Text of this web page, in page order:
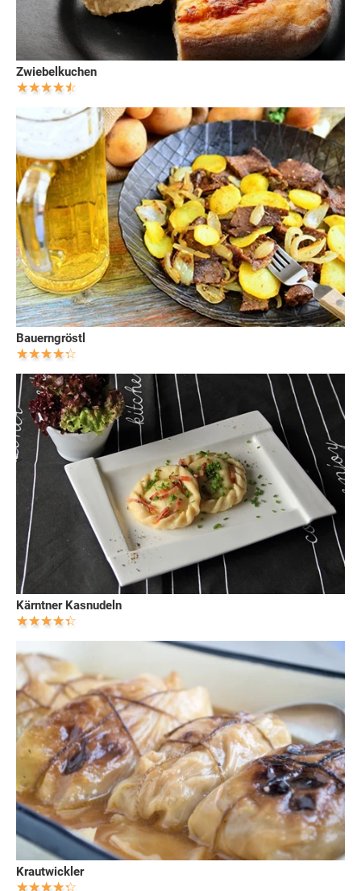
Zwiebelkuchen
Bauerngröstl
Kärntner Kasnudeln
Krautwickler